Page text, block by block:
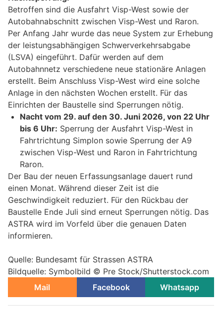
Betroffen sind die Ausfahrt Visp-West sowie der
Autobahnabschnitt zwischen Visp-West und Raron.
Per Anfang Jahr wurde das neue System zur Erhebung
der leistungsabhängigen Schwerverkehrsabgabe
(LSVA) eingeführt. Dafür werden auf dem
Autobahnnetz verschiedene neue stationäre Anlagen
erstellt. Beim Anschluss Visp-West wird eine solche
Anlage in den nächsten Wochen erstellt. Für das
Einrichten der Baustelle sind Sperrungen nötig.
Nacht vom 29. auf den 30. Juni 2026, von 22 Uhr
bis 6 Uhr: Sperrung der Ausfahrt Visp-West in
Fahrtrichtung Simplon sowie Sperrung der A9
zwischen Visp-West und Raron in Fahrtrichtung
Raron.
Der Bau der neuen Erfassungsanlage dauert rund
einen Monat. Während dieser Zeit ist die
Geschwindigkeit reduziert. Für den Rückbau der
Baustelle Ende Juli sind erneut Sperrungen nötig. Das
ASTRA wird im Vorfeld über die genauen Daten
informieren.
Quelle: Bundesamt für Strassen ASTRA
Bildquelle: Symbolbild © Pre Stock/Shutterstock.com
Mail
Facebook Whatsapp